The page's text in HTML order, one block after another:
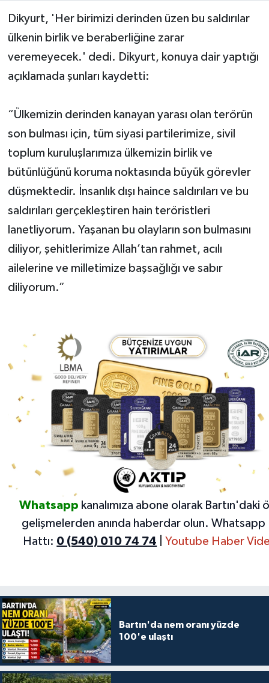
Dikyurt, 'Her birimizi derinden üzen bu saldırılar
ülkenin birlik ve beraberliğine zarar
veremeyecek.' dedi. Dikyurt, konuya dair yaptığı
açıklamada şunları kaydetti:
“Ülkemizin derinden kanayan yarası olan terörün
son bulması için, tüm siyasi partilerimize, sivil
toplum kuruluşlarımıza ülkemizin birlik ve
bütünlüğünü koruma noktasında büyük görevler
düşmektedir. İnsanlık dışı haince saldırıları ve bu
saldırıları gerçekleştiren hain teröristleri
lanetliyorum. Yaşanan bu olayların son bulmasını
diliyor, şehitlerimize Allah’tan rahmet, acılı
ailelerine ve milletimize başsağlığı ve sabır
diliyorum.”
Whatsapp kanalımıza abone olarak Bartın'daki
gelişmelerden anında haberdar olun. Whatsapp
Hattı: 0 (540) 010 74 74 Youtube Haber
Bartın'da nem oranı yüzde
100'e ulaştı
DÜNYA